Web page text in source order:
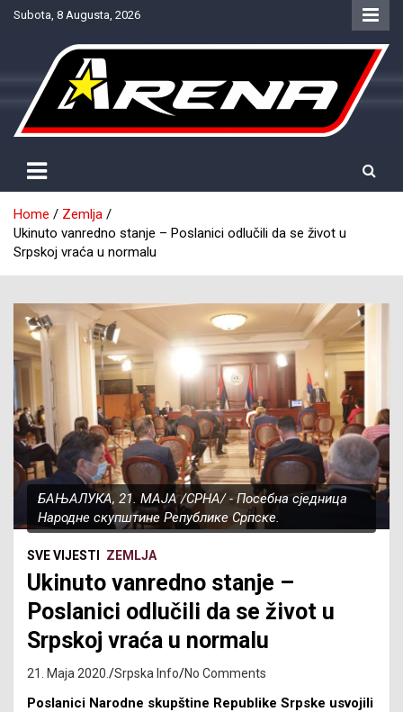
SkipSubota, 8 Augusta, 2026
NTV Arena
Home
Zemlja
Ukinuto vanredno stanje – Poslanici odlučili da se život u
Srpskoj vraća u normalu
БАЊАЛУКА, 21. МАЈА /СРНА/ - Посебна сједница
Народне скупштине Републике Српске.
SVE VIJESTI ZEMLJA
Ukinuto vanredno stanje –
Poslanici odlučili da se život u
Srpskoj vraća u normalu
21. Maja 2020. Srpska Info No Comments
Poslanici Narodne skupštine Republike Srpske usvojili